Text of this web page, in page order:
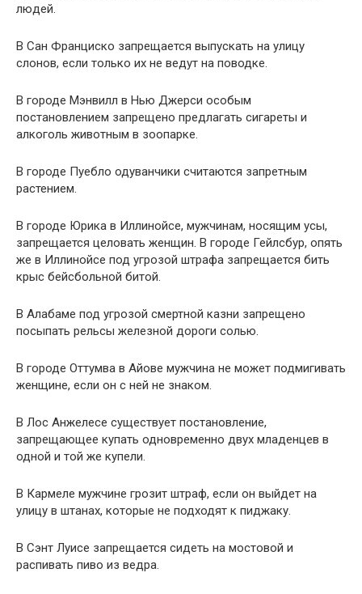
людей.
В Сан Франциско запрещается выпускать на улицу
слонов, если только их не ведут на поводке.
В городе Мэнвилл в Нью Джерси особым
постановлением запрещено предлагать сигареты и
алкоголь животным в зоопарке.
В городе Пуебло одуванчики считаются запретным
растением.
В городе Юрика в Иллинойсе, мужчинам, носящим усы,
запрещается целовать женщин. В городе Гейлсбур, опять
же в Иллинойсе под угрозой штрафа запрещается бить
крыс бейсбольной битой.
В Алабаме под угрозой смертной казни запрещено
посыпать рельсы железной дороги солью.
В городе Оттумва в Айове мужчина не может подмигивать
женщине, если он с ней не знаком.
В Лос Анжелесе существует постановление,
запрещающее купать одновременно двух младенцев в
одной и той же купели.
В Кармеле мужчине грозит штраф, если он выйдет на
улицу в штанах, которые не подходят к пиджаку.
В Сэнт Луисе запрещается сидеть на мостовой и
распивать пиво из ведра.